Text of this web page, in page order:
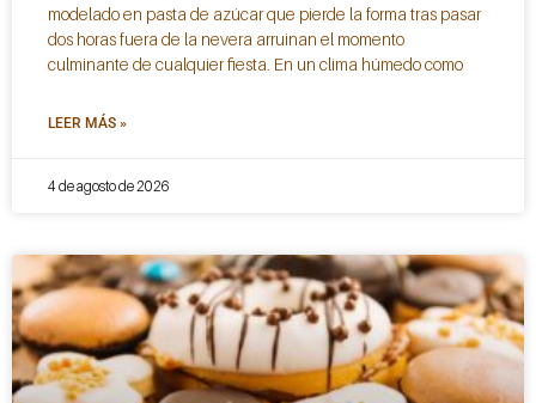
modelado en pasta de azúcar que pierde la forma tras pasar
dos horas fuera de la nevera arruinan el momento
culminante de cualquier fiesta. En un clima húmedo como
LEER MÁS »
4 de agosto de 2026